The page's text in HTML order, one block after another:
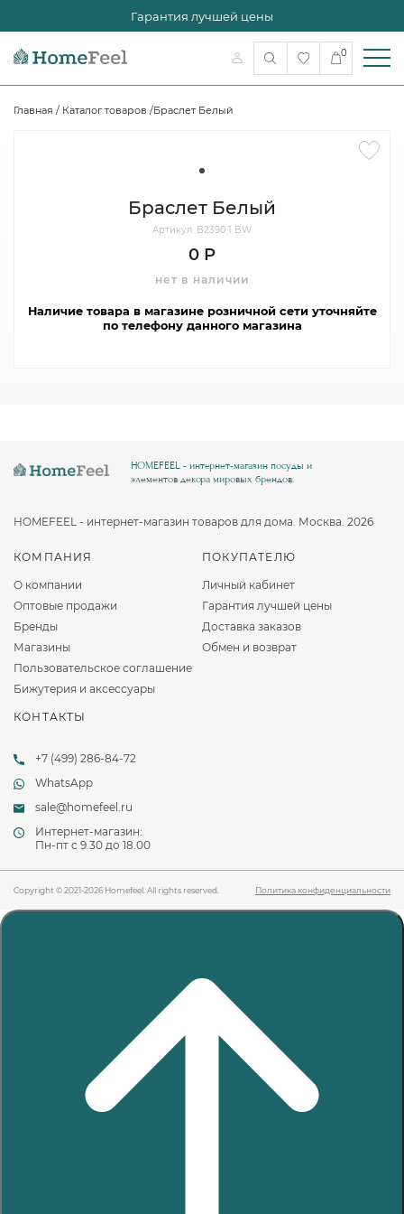
Гарантия лучшей цены
0
Главная / Каталог товаров /Браслет Белый
Браслет Белый
Артикул: B2390.1 BW
0 Р
нет в наличии
Наличие товара в магазине розничной сети уточняйте
по телефону данного магазина
КОМПАНИЯ
О компании
Оптовые продажи
Бренды
Магазины
Пользовательское соглашение
Бижутерия и аксессуары
ПОКУПАТЕЛЮ
Личный кабинет
Гарантия лучшей цены
Доставка заказов
Обмен и возврат
КОНТАКТЫ
+7 (499) 286-84-72
WhatsApp
sale@homefeel.ru
Интернет-магазин:
Пн-пт c 9.30 до 18.00
HOMEFEEL - интернет-магазин посуды и
элементов декора мировых брендов.
HOMEFEEL - интернет-магазин товаров для дома. Москва. 2026
Copyright © 2021-2026 Homefeel. All rights reserved. Политика конфиденциальности